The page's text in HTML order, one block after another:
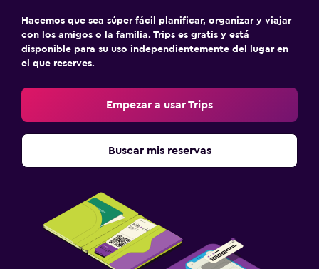
Hacemos que sea súper fácil planificar, organizar y viajar
con los amigos o la familia. Trips es gratis y está
disponible para su uso independientemente del lugar en
el que reserves.
Empezar a usar Trips
Buscar mis reservas